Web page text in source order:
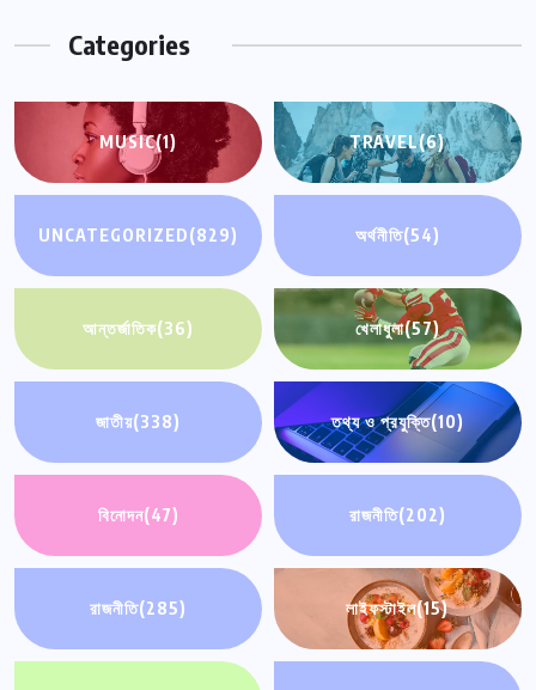
Categories
MUSIC(1) TRAVEL(6)
UNCATEGORIZED(829) অর্থনীতি(54)
আন্তর্জাতিক(36) খেলাধুলা(57)
জাতীয়(338) তথ্য ও প্রযুক্তি(10)
বিনোদন(47) রাজনীতি(202)
রাজনীতি(285) লাইফস্টাইল(15)